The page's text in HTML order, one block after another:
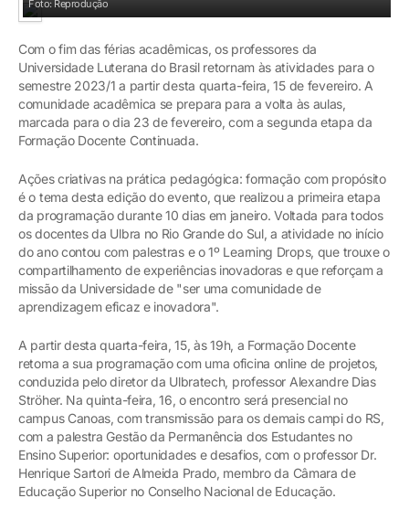
Foto: Reprodução
Com o fim das férias acadêmicas, os professores da
Universidade Luterana do Brasil retornam às atividades para o
semestre 2023/1 a partir desta quarta-feira, 15 de fevereiro. A
comunidade acadêmica se prepara para a volta às aulas,
marcada para o dia 23 de fevereiro, com a segunda etapa da
Formação Docente Continuada.
Ações criativas na prática pedagógica: formação com propósito
é o tema desta edição do evento, que realizou a primeira etapa
da programação durante 10 dias em janeiro. Voltada para todos
os docentes da Ulbra no Rio Grande do Sul, a atividade no início
do ano contou com palestras e o 1º Learning Drops, que trouxe o
compartilhamento de experiências inovadoras e que reforçam a
missão da Universidade de "ser uma comunidade de
aprendizagem eficaz e inovadora".
A partir desta quarta-feira, 15, às 19h, a Formação Docente
retoma a sua programação com uma oficina online de projetos,
conduzida pelo diretor da Ulbratech, professor Alexandre Dias
Ströher. Na quinta-feira, 16, o encontro será presencial no
campus Canoas, com transmissão para os demais campi do RS,
com a palestra Gestão da Permanência dos Estudantes no
Ensino Superior: oportunidades e desafios, com o professor Dr.
Henrique Sartori de Almeida Prado, membro da Câmara de
Educação Superior no Conselho Nacional de Educação.